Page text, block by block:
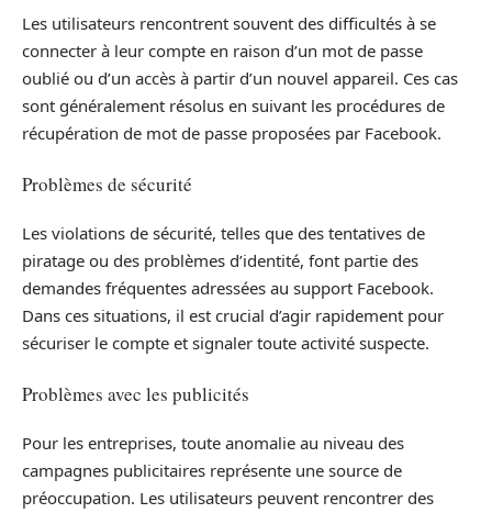
Les utilisateurs rencontrent souvent des difficultés à se
connecter à leur compte en raison d’un mot de passe
oublié ou d’un accès à partir d’un nouvel appareil. Ces cas
sont généralement résolus en suivant les procédures de
récupération de mot de passe proposées par Facebook.
Problèmes de sécurité
Les violations de sécurité, telles que des tentatives de
piratage ou des problèmes d’identité, font partie des
demandes fréquentes adressées au support Facebook.
Dans ces situations, il est crucial d’agir rapidement pour
sécuriser le compte et signaler toute activité suspecte.
Problèmes avec les publicités
Pour les entreprises, toute anomalie au niveau des
campagnes publicitaires représente une source de
préoccupation. Les utilisateurs peuvent rencontrer des